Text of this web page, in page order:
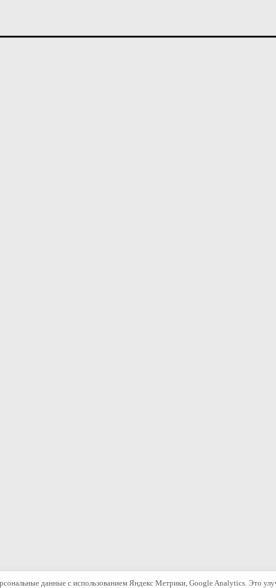
данные с использованием Яндекс Метрики, Google Analytics. Это